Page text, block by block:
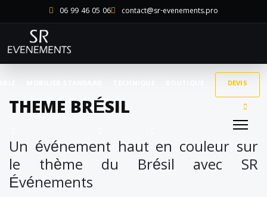
06 99 46 05 06 contact@sr-evenements.pro
DEVIS
THEME BRÉSIL
Un événement haut en couleur sur
le thème du Brésil avec SR
Événements